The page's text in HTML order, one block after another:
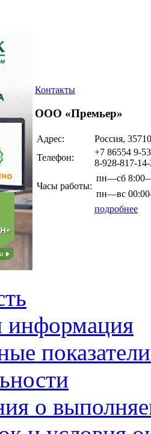
Контакты
ООО «Премьер»
Адрес:
Россия,
Телефон:
+7 86554 9-
8-928-817-
Часы работы:
пн—сб
пн—вс
подробнее
о